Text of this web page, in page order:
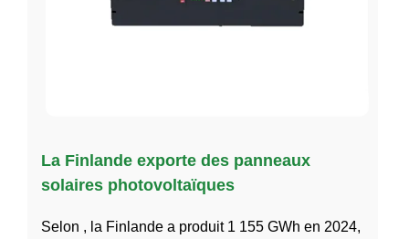
La Finlande exporte des panneaux
solaires photovoltaïques
Selon , la Finlande a produit 1 155 GWh en 2024,